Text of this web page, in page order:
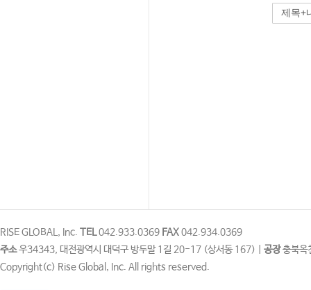
RISE GLOBAL, Inc. TEL042.933.0369 FAX042.934.0369
주소우34343, 대전광역시 대덕구 방두말 1길 20-17 (상서동 167) | 공장충북옥
Copyright(c) Rise Global, Inc. All rights reserved.